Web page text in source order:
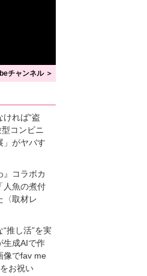
チャンネル ＞
ければ“盗
コンビニ
」がヤバす
』コラボカ
魚の煮付
〈取材レ
推し活”を実
成AIで作
像でfav me
お祝い